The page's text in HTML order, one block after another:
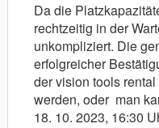
Da die
rechtzeitig in der
unkompliziert. Die
erfolgreicher
der vision tools
werden, oder man
18. 10. 2023, 16:30